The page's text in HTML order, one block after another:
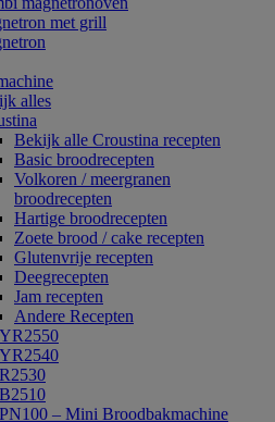
met grill
alles
Bekijk alle Croustina recepten
Basic broodrecepten
Volkoren / meergranen
broodrecepten
Hartige broodrecepten
Zoete brood / cake recepten
Glutenvrije recepten
Deegrecepten
Jam recepten
Andere Recepten
– Mini Broodbakmachine